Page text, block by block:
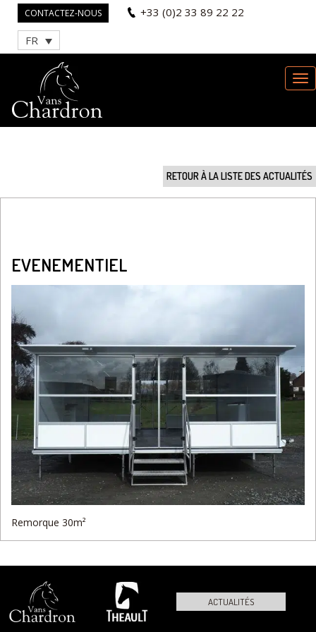
CONTACTEZ-NOUS +33 (0)2 33 89 22 22
FR
RETOUR À LA LISTE DES ACTUALITÉS
EVENEMENTIEL
Remorque 30m²
ACTUALITÉS